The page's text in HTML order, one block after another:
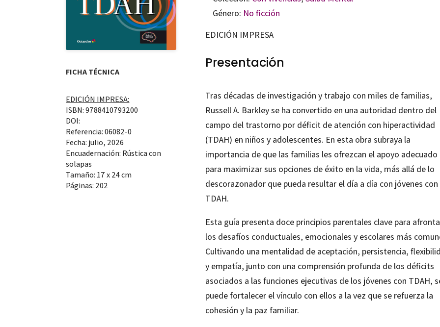
FICHA TÉCNICA
EDICIÓN IMPRESA:
ISBN: 9788410793200
DOI:
Referencia: 06082-0
Fecha: julio, 2026
Encuadernación: Rústica con
solapas
Tamaño: 17 x 24 cm
Páginas: 202
Género: No ficción
EDICIÓN IMPRESA
Presentación
Tras décadas de investigación y trabajo con miles de familias,
Russell A. Barkley se ha convertido en una autoridad dentro del
campo del trastorno por déficit de atención con hiperactividad
(TDAH) en niños y adolescentes. En esta obra subraya la
importancia de que las familias les ofrezcan el apoyo adecuado
para maximizar sus opciones de éxito en la vida, más allá de lo
descorazonador que pueda resultar el día a día con jóvenes con
TDAH.
Esta guía presenta doce principios parentales clave para
los desafíos conductuales, emocionales y escolares más
Cultivando una mentalidad de aceptación, persistencia,
y empatía, junto con una comprensión profunda de los déficits
asociados a las funciones ejecutivas de los jóvenes con TDAH,
puede fortalecer el vínculo con ellos a la vez que se refuerza la
cohesión y la paz familiar.